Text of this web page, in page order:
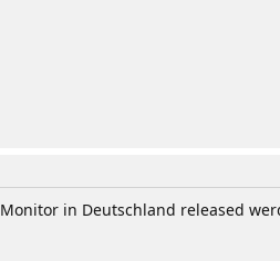
in Deutschland released